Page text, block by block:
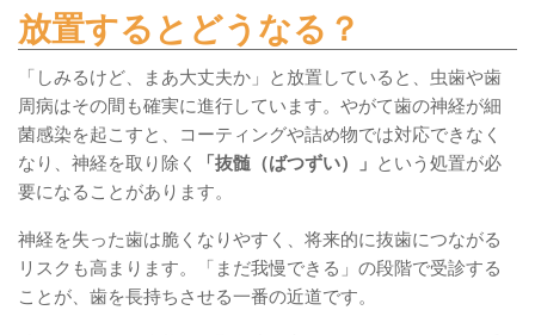
放置するとどうなる？
「しみるけど、まあ大丈夫か」と放置していると、虫歯や歯
周病はその間も確実に進行しています。やがて歯の神経が細
菌感染を起こすと、コーティングや詰め物では対応できなく
なり、神経を取り除く
「抜髄（ばつずい）」
という処置が必
要になることがあります。
神経を失った歯は脆くなりやすく、将来的に抜歯につながる
リスクも高まります。「まだ我慢できる」の段階で受診する
ことが、歯を長持ちさせる一番の近道です。